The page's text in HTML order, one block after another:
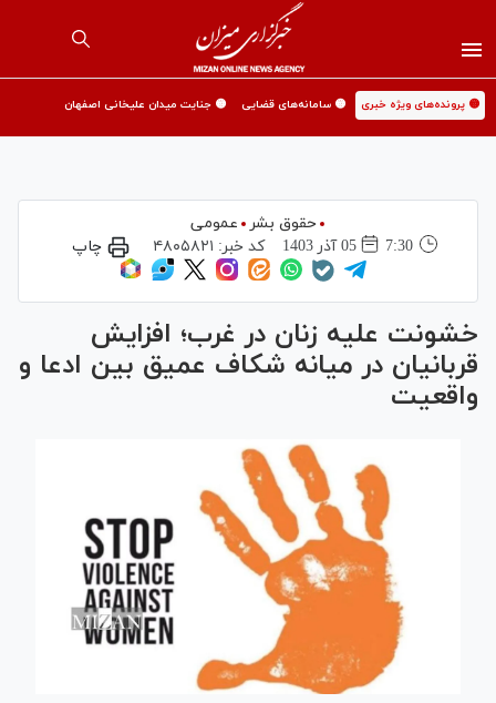
🟡 پرونده‌های ویژه خبری 🟡 سامانه‌های قضایی 🟡 جنایت میدان علیخانی اصفهان
حقوق بشر
عمومی
7:30
05 آذر 1403 کد خبر: ۴۸۰۵۸۲۱ چاپ
خشونت علیه زنان در غرب؛ افزایش
قربانیان در میانه شکاف عمیق بین ادعا و
واقعیت